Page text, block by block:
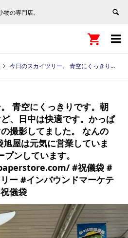
の専門店。


今日のスカイツリー。 青空にくっきりです。朝は冷えてきましたけど、日中は快適です。かっぱ橋道具街ではドラマの撮影してました。 なんのドラマかな？ 祝儀袋旭屋は元気に営業しています。 ECサイトもオープンしています。 https://japanese-paperstore.com/ #祝儀袋 #定点観測 #スカイツリー #インバウンドマーケティング #百万円入る祝儀袋
青空にくっきりです。朝
、日中は快適です。かっぱ
撮影してました。 なんの
旭屋は元気に営業していま
ンしています。
#祝儀袋 #
ー #インバウンドマーケテ
儀袋